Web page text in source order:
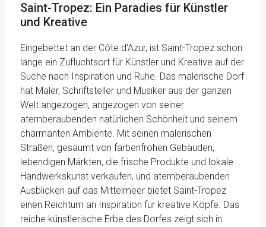
Saint-Tropez: Ein Paradies für Künstler
und Kreative
Eingebettet an der Côte d'Azur, ist Saint-Tropez schon
lange ein Zufluchtsort für Künstler und Kreative auf der
Suche nach Inspiration und Ruhe. Das malerische Dorf
hat Maler, Schriftsteller und Musiker aus der ganzen
Welt angezogen, angezogen von seiner
atemberaubenden natürlichen Schönheit und seinem
charmanten Ambiente. Mit seinen malerischen
Straßen, gesäumt von farbenfrohen Gebäuden,
lebendigen Märkten, die frische Produkte und lokale
Handwerkskunst verkaufen, und atemberaubenden
Ausblicken auf das Mittelmeer bietet Saint-Tropez
einen Reichtum an Inspiration für kreative Köpfe. Das
reiche künstlerische Erbe des Dorfes zeigt sich in